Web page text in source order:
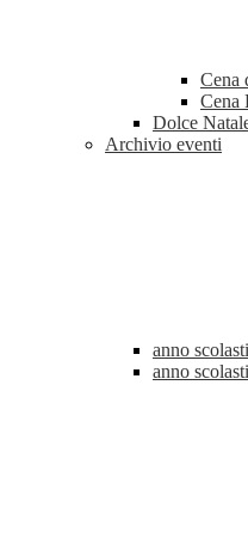
Cena
Cena
Dolce
Archivio eventi
anno
anno